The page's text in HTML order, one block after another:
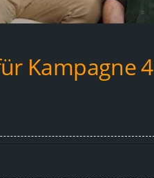
Kampagne 4